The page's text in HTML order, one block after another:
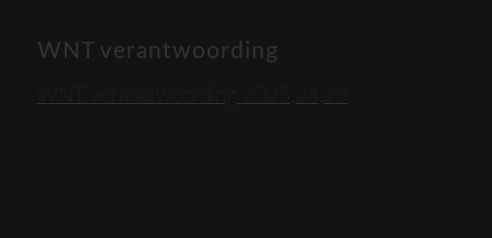
WNT verantwoording
WNT veranatwoording 2025,24,23